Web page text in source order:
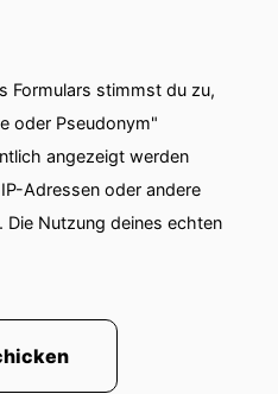
Formulars stimmst du zu,
oder Pseudonym"
angezeigt werden
Adressen oder andere
Die Nutzung deines echten